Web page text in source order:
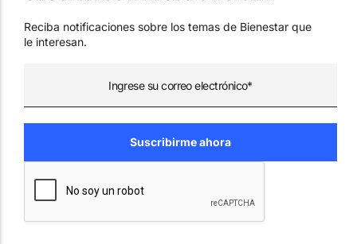
Reciba notificaciones sobre los temas de Bienestar que
le interesan.